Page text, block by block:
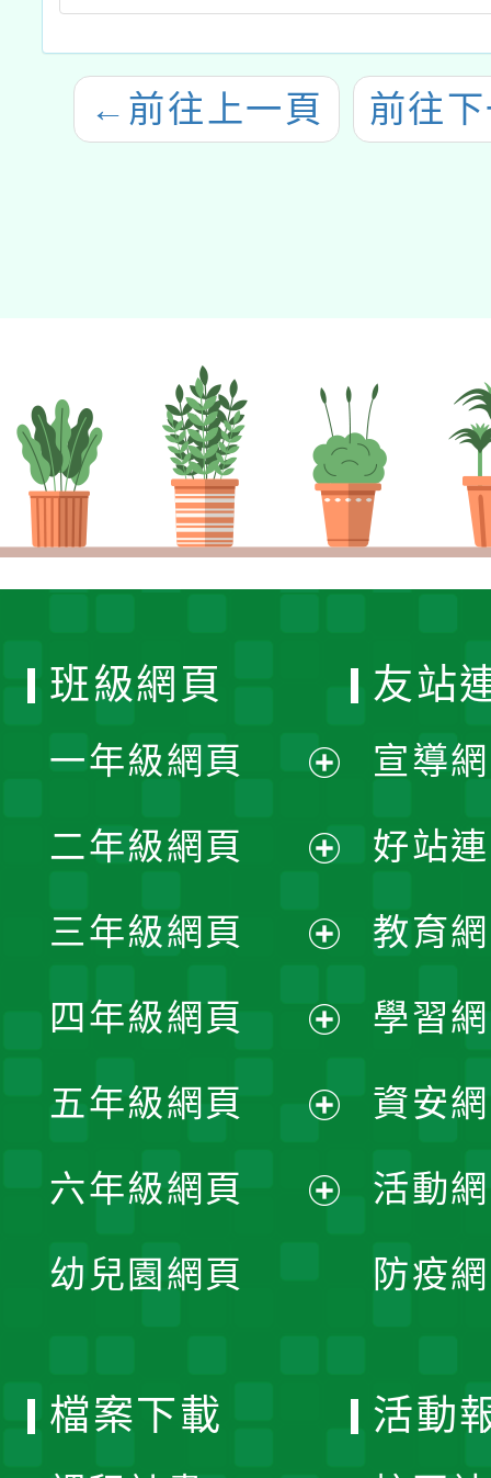
← 前往上一頁 前往
班級網頁
一年級網頁
開
選
單
二年級網頁
開
選
單
三年級網頁
開
選
單
四年級網頁
開
選
五年級網頁
開
六年級網頁
幼兒園網頁
友站
宣導
好站
教育
學習
資安
活動
防疫
檔案下載 活動